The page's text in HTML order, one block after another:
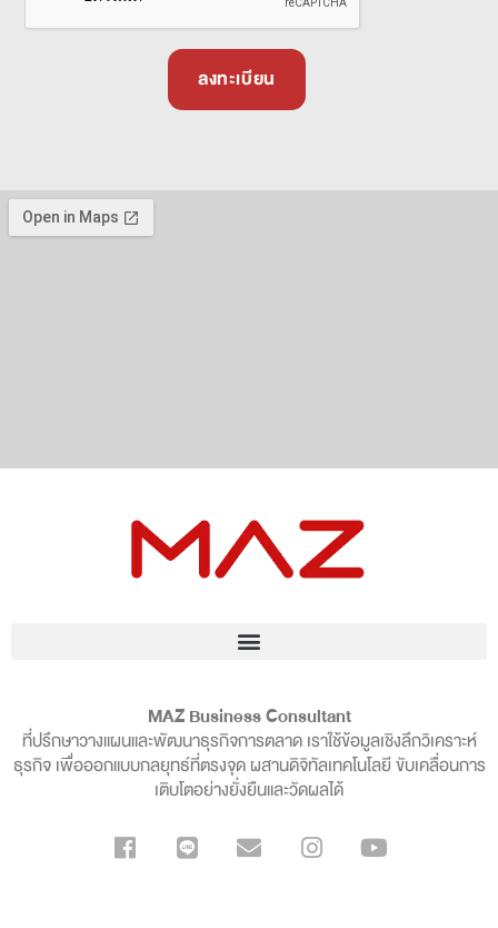
MAZ Business Consultant
ที่ปรึกษาวางแผนและพัฒนาธุรกิจการตลาด เราใช้ข้อมูลเชิงลึกวิเคราะห์
ธุรกิจ เพื่อออกแบบกลยุทธ์ที่ตรงจุด ผสานดิจิทัลเทคโนโลยี ขับเคลื่อนการ
เติบโตอย่างยั่งยืนและวัดผลได้